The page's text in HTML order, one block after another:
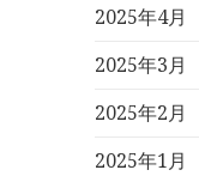
2025年4月
2025年3月
2025年2月
2025年1月